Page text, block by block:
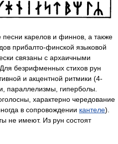
карелов и финнов, а также
прибалто-финской языковой
связаны с архаичными
безрифменных стихов рун
и акцентной ритмики (4-
параллелизмы, гиперболы.
характерно чередование
в сопровождении кантеле).
не имеют. Из рун состоят